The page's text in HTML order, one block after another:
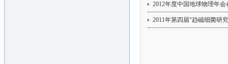
2012年度中国地球物理年
2011年第四届“趋磁细菌研